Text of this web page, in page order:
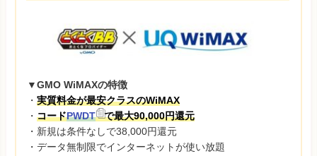
▼GMO WiMAXの特徴
・ 実質料金が最安クラスのWiMAX
・ コードPWDT
で最大90,000円還元
・新規は条件なしで38,000円還元
・データ無制限でインターネットが使い放題